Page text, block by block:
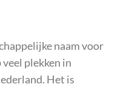
naam voor
plekken in
Het is